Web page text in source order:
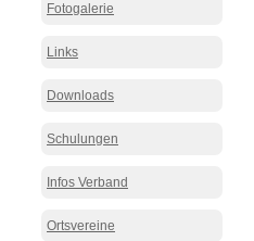
Fotogalerie
Links
Downloads
Schulungen
Infos Verband
Ortsvereine